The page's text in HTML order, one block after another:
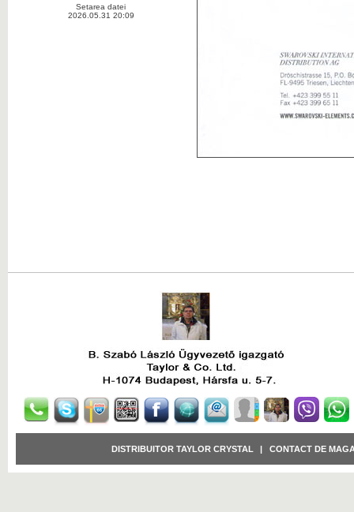
Setarea datei
2026.05.31 20:09
DISTRIBUITOR TAYLOR CRYSTAL | CONTACT DE